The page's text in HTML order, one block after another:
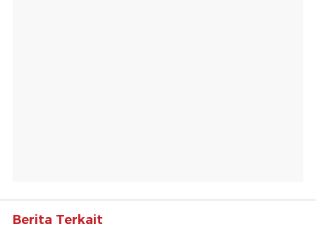
Berita Terkait